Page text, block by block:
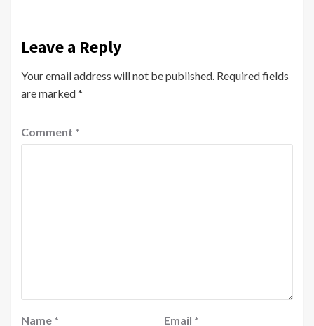
Leave a Reply
Your email address will not be published. Required fields
are marked*
Comment *
Name * Email *